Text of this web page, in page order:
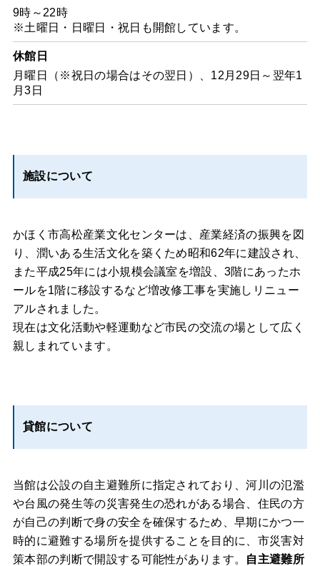
9時～22時
※土曜日・日曜日・祝日も開館しています。
休館日
月曜日（※祝日の場合はその翌日）、12月29日～翌年1
月3日
施設について
かほく市高松産業文化センターは、産業経済の振興を図
り、潤いある生活文化を築くため昭和62年に建設され、
また平成25年には小規模会議室を増設、3階にあったホ
ールを1階に移設するなど増改修工事を実施しリニュー
アルされました。
現在は文化活動や軽運動など市民の交流の場として広く
親しまれています。
貸館について
当館は公設の自主避難所に指定されており、河川の氾濫
や台風の発生等の災害発生の恐れがある場合、住民の方
が自己の判断で身の安全を確保するため、早期にかつ一
時的に避難する場所を提供することを目的に、市災害対
策本部の判断で開設する可能性があります。 自主避難所